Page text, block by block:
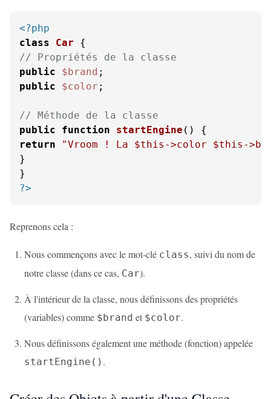
<?php
class
Car
// Propriétés de la classe
public
$brand
public
$color ;
// Méthode de la classe
public
function startEngine ( )
return
"Vroom ! La $this ->color $this -
}
?>
Reprenons cela :
Nous commençons avec le mot-clé class, suivi du nom de
notre classe (dans ce cas, Car).
À l'intérieur de la classe, nous définissons des propriétés
(variables) comme $brand et $color.
Nous définissons également une méthode (fonction) appelée
startEngine() .